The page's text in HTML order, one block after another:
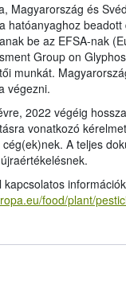
Magyarország és
hatóanyaghoz
be az EFSA-nak
Group on
munkát.
végezni.
2022 végéig
vonatkozó
A teljes
food/plant/